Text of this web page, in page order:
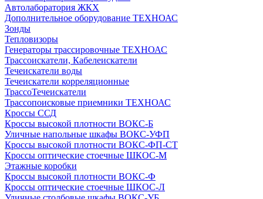
Автолаборатория ЖКХ
Дополнительное оборудование ТЕХНОАС
Зонды
Тепловизоры
Генераторы трассировочные ТЕХНОАС
Трассоискатели, Кабелеискатели
Течеискатели воды
Течеискатели корреляционные
ТрассоТечеискатели
Трассопоисковые приемники ТЕХНОАС
Кроссы ССД
Кроссы высокой плотности ВОКС-Б
Уличные напольные шкафы ВОКС-УФП
Кроссы высокой плотности ВОКС-ФП-СТ
Кроссы оптические стоечные ШКОС-М
Этажные коробки
Кроссы высокой плотности ВОКС-Ф
Кроссы оптические стоечные ШКОС-Л